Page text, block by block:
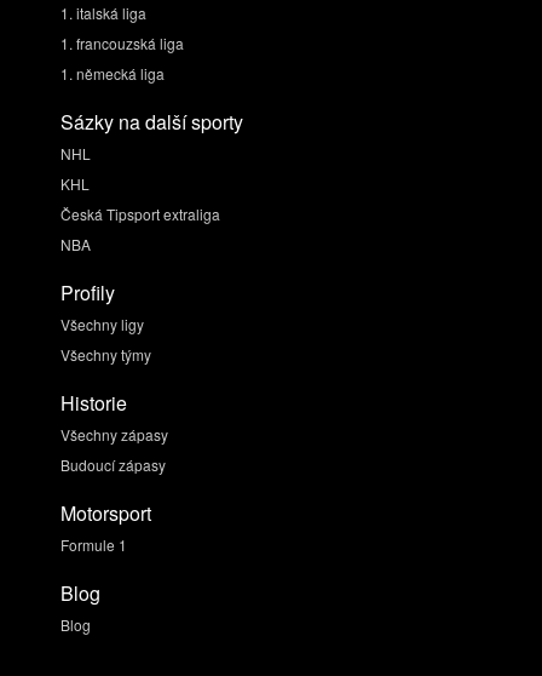
1. italská liga
1. francouzská liga
1. německá liga
Sázky na další sporty
NHL
KHL
Česká Tipsport extraliga
NBA
Profily
Všechny ligy
Všechny týmy
Historie
Všechny zápasy
Budoucí zápasy
Motorsport
Formule 1
Blog
Blog